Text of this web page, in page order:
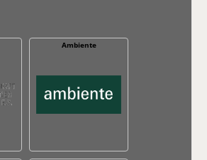
Ambiente